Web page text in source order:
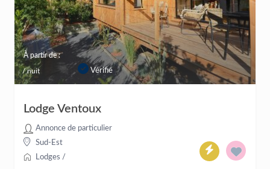
À partir de :
/ nuit Vérifié
Lodge Ventoux
Annonce de particulier
Sud-Est
Lodges /